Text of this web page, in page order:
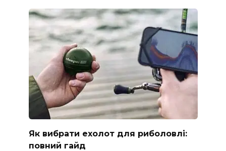
Як вибрати ехолот для риболовлі:
повний гайд